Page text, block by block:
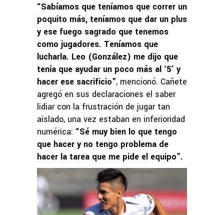
“Sabíamos que teníamos que correr un
poquito más, teníamos que dar un plus
y ese fuego sagrado que tenemos
como jugadores. Teníamos que
lucharla. Leo (González) me dijo que
tenía que ayudar un poco más al ‘5’ y
hacer ese sacrificio”, mencionó. Cañete
agregó en sus declaraciones el saber
lidiar con la frustración de jugar tan
aislado, una vez estaban en inferioridad
numérica: “Sé muy bien lo que tengo
que hacer y no tengo problema de
hacer la tarea que me pide el equipo”.